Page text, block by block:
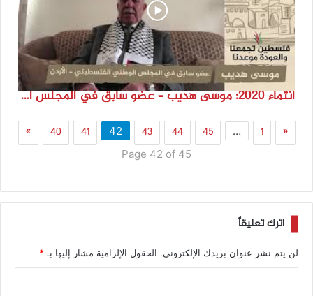
انتماء 2020: موسى هديب – عضو سابق في المجلس الوطني الفلسطيني – الأردن
«
1
…
40 41 42 43 44 45
»
Page 42 of 45
اترك تعليقاً
لن يتم نشر عنوان بريدك الإلكتروني. الحقول الإلزامية مشار إليها بـ *